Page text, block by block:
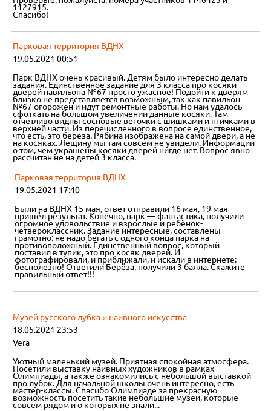
1127915.
Спасибо!
Парковая территория ВДНХ
19.05.2021 00:51
Парк ВДНХ очень красивый. Детям было интересно делать
задания. Единственное задание для 3 класса про косяки
дверей павильона №67 просто ужасное! Подойти к дверям
близко не представляется возможным, так как павильон
№67 огорожен и идут ремонтные работы. Но нам удалось
сфоткать на большом увеличении данные косяки. Там
отчетливо видны сосновые веточки с шишками и птичками в
верхней части. Из перечисленного в вопросе единственное,
что есть, это береза. Рябина изображена на самой двери, а не
на косяках. Лещину мы там совсем не увидели. Информации
о том, чем украшены косяки дверей нигде нет. Вопрос явно
рассчитан не на детей 3 класса.
Парковая территория ВДНХ
19.05.2021 17:40
Были на ВДНХ 15 мая, ответ отправили 16 мая, 19 мая
пришёл результат. Конечно, парк — фантастика, получили
огромное удовольствие и взрослые и ребёнок-
четвероклассник. Задание интересные, составлены
грамотно: не надо бегать с одного конца парка на
противоположный. Единственный вопрос, который
поставил в тупик, это про косяк дверей. И
фотографировали, и приближали, и искали в интернете:
бесполезно! Ответили Берёза, получили 3 балла. Скажите
правильный ответ!!!
Музей русского лубка и наивного искусства
18.05.2021 23:53
Vera
Уютный маленький музей. Приятная спокойная атмосфера.
Посетили выставку наивных художников в рамках
Олимпиады, а также ознакомились с небольшой выставкой
про лубок. Для начальной школы очень интересно, есть
мастер-классы. Спасибо Олимпиаде за прекрасную
возможность посетить такие небольшие музеи, которые
совсем рядом и о которых не знали...